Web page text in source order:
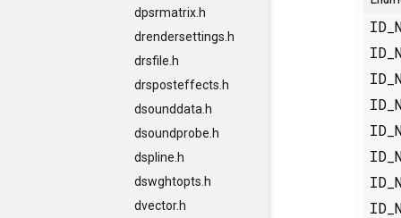
dpsrmatrix.h
drendersettings.h
drsfile.h
drsposteffects.h
dsounddata.h
dsoundprobe.h
dspline.h
dswghtopts.h
dvector.h